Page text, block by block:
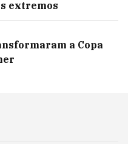
extremos
a Copa